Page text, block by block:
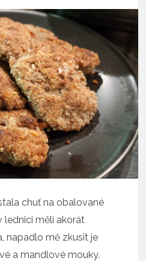
chuť na obalované
lednici měli akorát
napadlo mě zkusit je
a mandlové mouky.